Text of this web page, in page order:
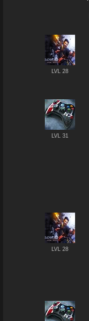
LVL 28
LVL 31
LVL 28